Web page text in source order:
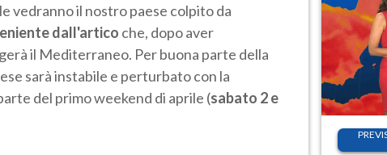
vedranno il nostro paese colpito da
dall'artico che, dopo aver
il Mediterraneo. Per buona parte della
sarà instabile e perturbato con la
del primo weekend di aprile (sabato 2 e